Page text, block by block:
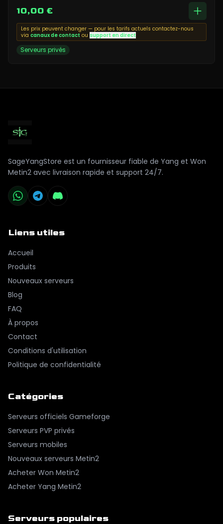
10,00 €
Les prix peuvent changer — pour les tarifs actuels contactez-nous
via canaux de contact ou support en direct
Serveurs privés
SageYangStore est un fournisseur fiable de Yang et Won
Metin2 avec livraison rapide et support 24/7.
Liens utiles
Accueil
Produits
Nouveaux serveurs
Blog
FAQ
À propos
Contact
Conditions d'utilisation
Politique de confidentialité
Catégories
Serveurs officiels Gameforge
Serveurs PVP privés
Serveurs mobiles
Nouveaux serveurs Metin2
Acheter Won Metin2
Acheter Yang Metin2
Serveurs populaires